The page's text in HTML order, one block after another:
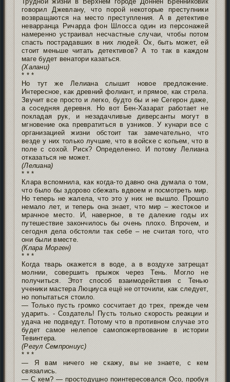
говорил Джевлану, что порой некоторые преступники
возвращаются на место преступления. А в детективе
неварранца Ричарда фон Шлосса один из персонажей
намеренно устраивал несчастные случаи, чтобы потом
спасть пострадавших в них людей. Ох, быть может, ей
стоит меньше читать детективов? А то так в каждом
маге будет венатори казаться.
(Халани)
* * *
Но тут же Лелиана слышит новое предложение.
Интересное, как древний фолиант, и прямое, как стрела.
Звучит все просто и легко, будто бы и не Сегерон даже,
а соседняя деревня. Но вот Бен-Хазарат работает не
покладая рук, и незадачливые диверсанты могут в
мгновение ока превратиться в узников. У кунари все с
организацией жизни обстоит так замечательно, что
везде у них только лучшие, что в войске с копьем, что в
поле с сохой. Риск? Определенно. И потому Лелиана
отказаться не может.
(Лелиана)
* * *
Клара вспомнила, как когда-то давно она думала о том,
что было бы здорово сбежать вдвоем и посмотреть мир.
Но теперь не жалела, что это у них не вышло. Прошло
немало лет, и теперь она знает, что мир – жестокое и
мрачное место. И, наверное, в те далекие годы их
путешествие закончилось бы очень плохо. Впрочем, и
сегодня дела обстояли так себе – не считая того, что
они были вместе.
(Клара Морген)
* * *
Когда тварь окажется в воде, а в воздухе затрещат
молнии, совершить прыжок через Тень. Могло не
получиться. Этот способ взаимодействия с Тенью
ученики мастера Люциуса ещё не отточили, как следует,
но попытаться стоило.
— Только пусть громко сосчитает до трех, прежде чем
ударить. - Создатель! Пусть только скорость реакции и
удача не подведут. Потому что в противном случае это
будет самое нелепое самопожертвование в истории
Тевинтера.
(Регул Семпрониус)
* * *
— Я вам ничего не скажу, вы не знаете, с кем
связались.
— С кем? — простодушно поинтересовался Осо, пробуя